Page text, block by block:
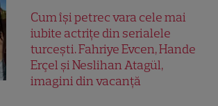
Cum își petrec vara cele mai
iubite actrițe din serialele
turcești. Fahriye Evcen, Hande
Erçel și Neslihan Atagül,
imagini din vacanță